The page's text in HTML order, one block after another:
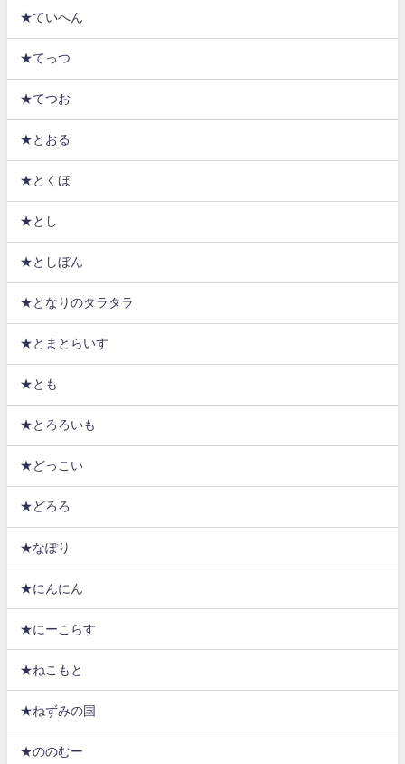
★ていへん
★てっつ
★てつお
★とおる
★とくほ
★とし
★としぼん
★となりのタラタラ
★とまとらいす
★とも
★とろろいも
★どっこい
★どろろ
★なぽり
★にんにん
★にーこらす
★ねこもと
★ねずみの国
★ののむー